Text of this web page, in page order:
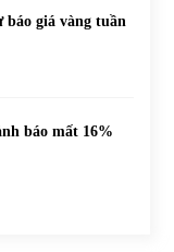
báo giá vàng tuần
báo mất 16%